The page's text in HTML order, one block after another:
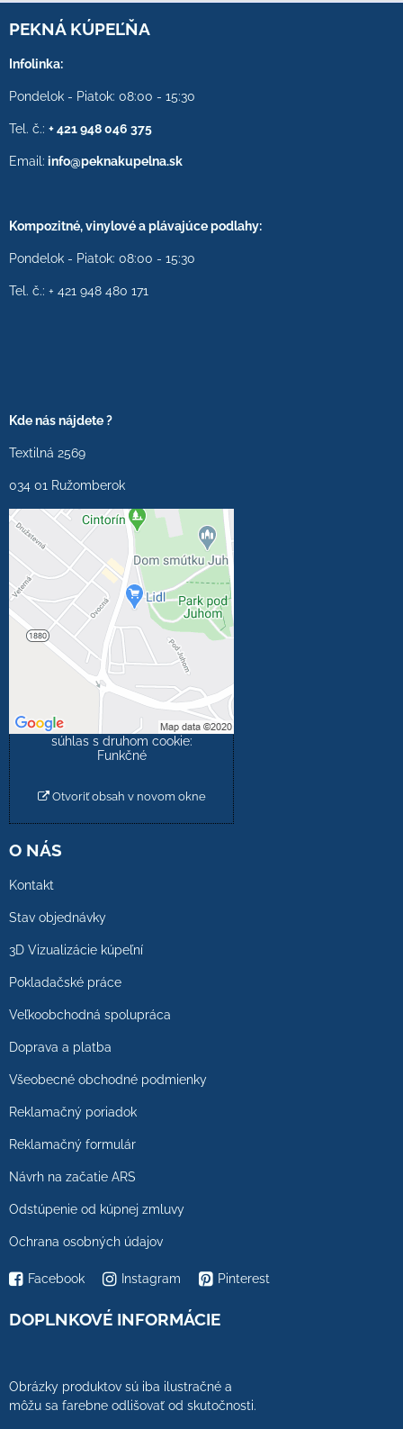
PEKNÁ KÚPEĽŇA
Infolinka:
Pondelok - Piatok: 08:00 - 15:30
Tel. č.: + 421 948 046 375
Email: info@peknakupelna.sk
Kompozitné, vinylové a plávajúce podlahy:
Pondelok - Piatok: 08:00 - 15:30
Tel. č.: + 421 948 480 171
Kde nás nájdete ?
Textilná 2569
034 01 Ružomberok
Externý obsah je
blokovaný Voľbami
súkromia
Prajete si načítať externý
obsah?
Povoliť tentokrát
Povoliť a zapamätať -
súhlas s druhom cookie:
Funkčné
Otvoriť obsah v novom okne
O NÁS
Kontakt
Stav objednávky
3D Vizualizácie kúpeľní
Pokladačské práce
Veľkoobchodná spolupráca
Doprava a platba
Všeobecné obchodné podmienky
Reklamačný poriadok
Reklamačný formulár
Návrh na začatie ARS
Odstúpenie od kúpnej zmluvy
Ochrana osobných údajov
Facebook Instagram Pinterest
DOPLNKOVÉ INFORMÁCIE
Obrázky produktov sú iba ilustračné a
môžu sa farebne odlišovať od skutočnosti.